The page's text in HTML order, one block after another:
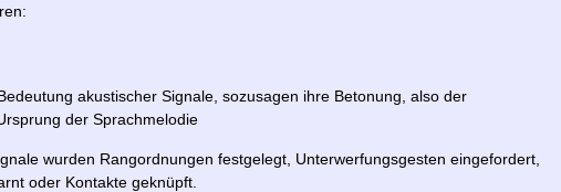
akustischer Signale, sozusagen ihre Betonung, also der
der Sprachmelodie
wurden Rangordnungen festgelegt, Unterwerfungsgesten eingefordert,
oder Kontakte geknüpft.